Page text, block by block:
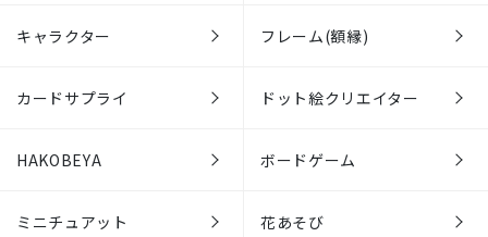
キャラクター フレーム(額縁)
カードサプライ ドット絵クリエイター
HAKOBEYA ボードゲーム
ミニチュアット 花あそび